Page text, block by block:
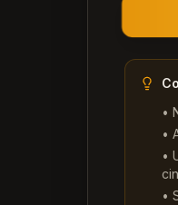
•
•
•
•